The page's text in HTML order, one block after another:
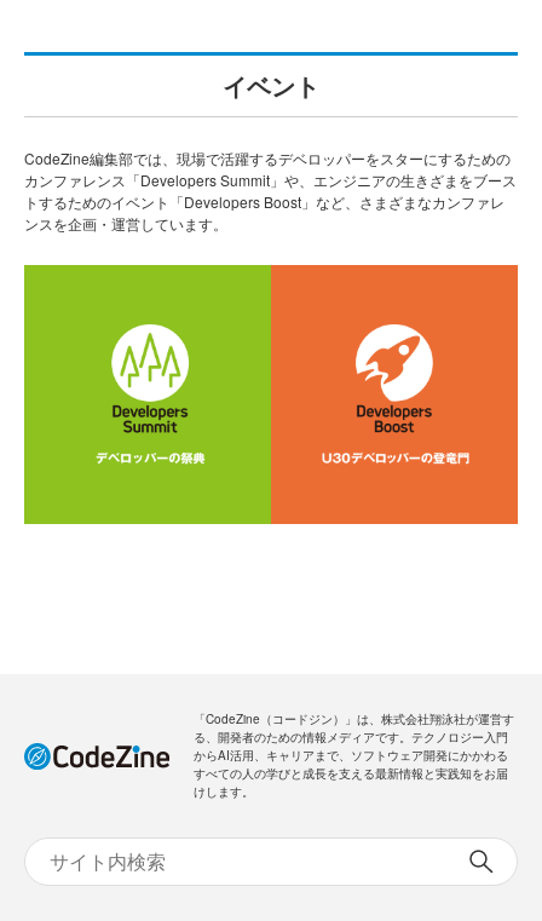
イベント
CodeZine編集部では、現場で活躍するデベロッパーをスターにするための
カンファレンス「Developers Summit」や、エンジニアの生きざまをブース
トするためのイベント「Developers Boost」など、さまざまなカンファレ
ンスを企画・運営しています。
「CodeZine（コードジン）」は、株式会社翔泳社が運営す
る、開発者のための情報メディアです。テクノロジー入門
からAI活用、キャリアまで、ソフトウェア開発にかかわる
すべての人の学びと成長を支える最新情報と実践知をお届
けします。